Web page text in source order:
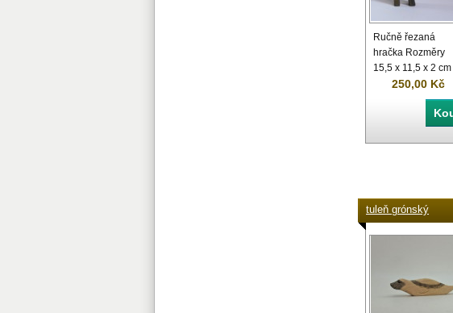
Ručně řezaná
hračka Rozměry
15,5 x 11,5 x 2 cm
250,00 Kč
tuleň grónský